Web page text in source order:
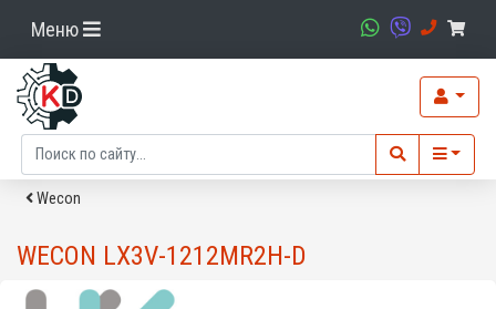
Меню
Wecon
WECON LX3V-1212MR2H-D